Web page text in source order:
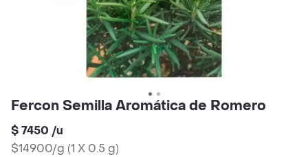
Fercon Semilla Aromática de Romero
$ 7450 /u
$14900/g (1 X 0.5 g)